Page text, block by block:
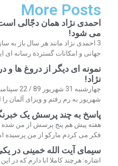
More Posts
احمدی نژاد همان دجّالی
می شود!
3 احمدی نژاد مانند هر سال باز به
جهانی و امکانات گستردة رسانه ای
نمونه ای دیگر از دروغ ها
نژاد!
شهریور به رم رفتم و ویزای آلمان
پاسخ به چند پرسش یک
هفته پیش هم پنج پرسش از من شده
فکر می کردم مارکو از من پرسیده
سیمای آیت الله خمینی در
اشاره: هرچند کاملا ابا دارم که